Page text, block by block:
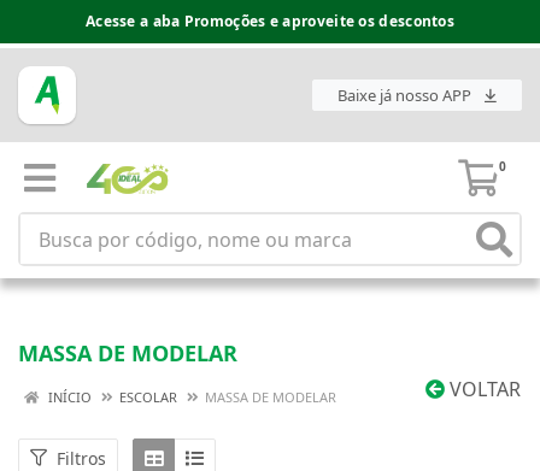
Espaço do Fornecedor disponível no acesso superior
Baixe já nosso APP
0
MASSA DE MODELAR
VOLTAR
INÍCIO ESCOLAR MASSA DE MODELAR
Filtros